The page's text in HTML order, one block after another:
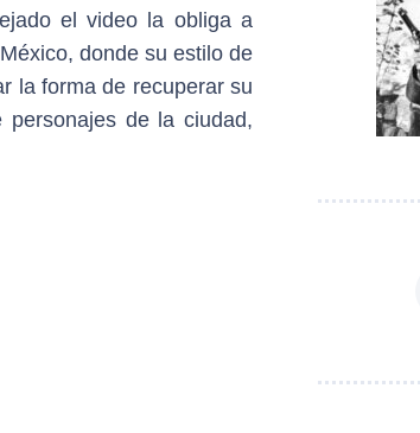
el video la obliga a
donde su estilo de
la forma de recuperar su
de la ciudad,